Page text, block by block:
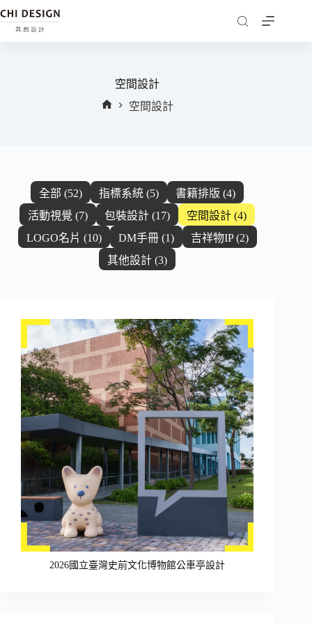
空間設計
空間設計
全部 (52) 指標系統 (5)
書籍排版 (4)
活動視覺 (7)
包裝設計 (17)
空間設計 (4)
LOGO名片 (10)
DM手冊 (1)
吉祥物IP (2)
其他設計 (3)
2026國立臺灣史前文化博物館公車亭設計